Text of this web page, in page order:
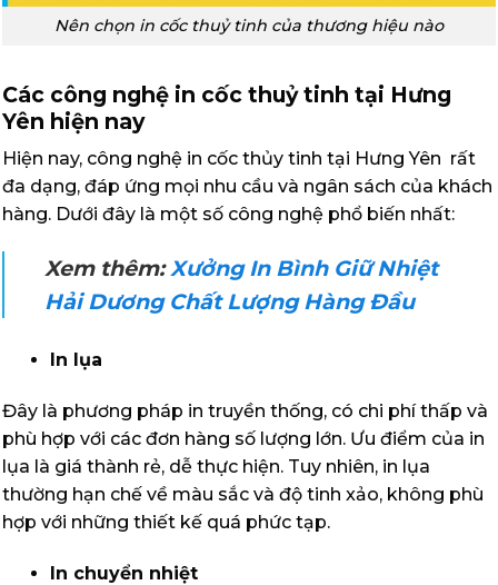
Nên chọn in cốc thuỷ tinh của thương hiệu nào
Các công nghệ in cốc thuỷ tinh tại Hưng
Yên hiện nay
Hiện nay, công nghệ in cốc thủy tinh tại Hưng Yên rất
đa dạng, đáp ứng mọi nhu cầu và ngân sách của khách
hàng. Dưới đây là một số công nghệ phổ biến nhất:
Xem thêm:Xưởng In Bình Giữ Nhiệt
Hải Dương Chất Lượng Hàng Đầu
In lụa
Đây là phương pháp in truyền thống, có chi phí thấp và
phù hợp với các đơn hàng số lượng lớn. Ưu điểm của in
lụa là giá thành rẻ, dễ thực hiện. Tuy nhiên, in lụa
thường hạn chế về màu sắc và độ tinh xảo, không phù
hợp với những thiết kế quá phức tạp.
In chuyển nhiệt